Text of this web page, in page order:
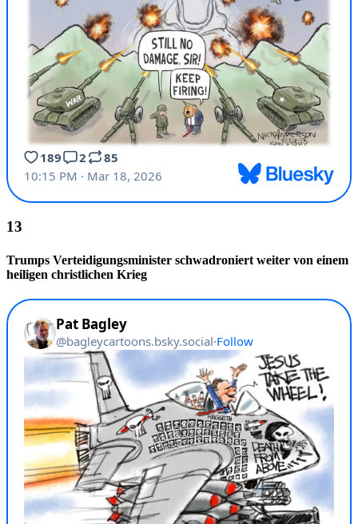
Trumps Verteidigungsminister schwadroniert weiter von einem
heiligen christlichen Krieg